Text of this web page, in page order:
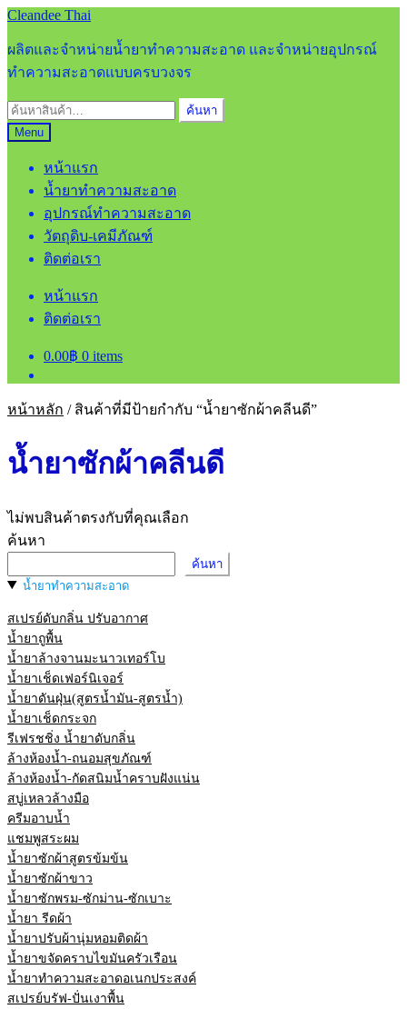
Skip
navigation
Skip
content
Cleandee Thai
ผลิตและจำหน่ายน้ำยาทำความสะอาด และจำหน่ายอุปกรณ์
ทำความสะอาดแบบครบวงจร
ค้นหา:
ค้นหา
Menu
หน้าแรก
น้ำยาทำความสะอาด
อุปกรณ์ทำความสะอาด
วัตถุดิบ-เคมีภัณฑ์
ติดต่อเรา
หน้าแรก
ติดต่อเรา
0.00฿ 0 items
หน้าหลัก / สินค้าที่มีป้ายกำกับ “น้ำยาซักผ้าคลีนดี”
น้ำยาซักผ้าคลีนดี
ไม่พบสินค้าตรงกับที่คุณเลือก
ค้นหา
ค้นหา
น้ำยาทำความสะอาด
สเปรย์ดับกลิ่น ปรับอากาศ
น้ำยาถูพื้น
น้ำยาล้างจานมะนาวเทอร์โบ
น้ำยาเช็ดเฟอร์นิเจอร์
น้ำยาดันฝุ่น(สูตรน้ำมัน-สูตรน้ำ)
น้ำยาเช็ดกระจก
รีเฟรชชิ่ง น้ำยาดับกลิ่น
ล้างห้องน้ำ-ถนอมสุขภัณฑ์
ล้างห้องน้ำ-กัดสนิมน้ำคราบฝังแน่น
สบู่เหลวล้างมือ
ครีมอาบน้ำ
แชมพูสระผม
น้ำยาซักผ้าสูตรข้มข้น
น้ำยาซักผ้าขาว
น้ำยาซักพรม-ซักม่าน-ซักเบาะ
น้ำยา รีดผ้า
น้ำยาปรับผ้านุ่มหอมติดผ้า
น้ำยาขจัดคราบไขมันครัวเรือน
น้ำยาทำความสะอาดอเนกประสงค์
สเปรย์บรัฟ-ปั่นเงาพื้น